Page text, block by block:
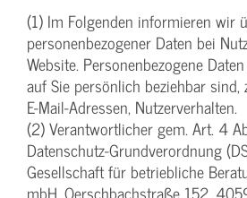
(1) Im Folgenden informieren wir
personenbezogener Daten bei
Website. Personenbezogene
auf Sie persönlich beziehbar sind,
E-Mail-Adressen, Nutzerverhalten.
(2) Verantwortlicher gem. Art. 4
Datenschutz-Grundverordnung
Gesellschaft für betriebliche